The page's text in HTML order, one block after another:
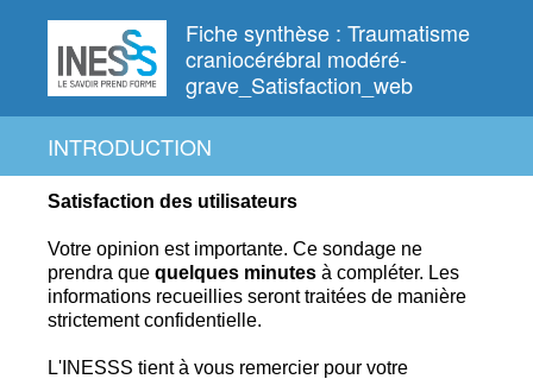
Fiche synthèse : Traumatisme
craniocérébral modéré-
grave_Satisfaction_web
INTRODUCTION
Satisfaction des utilisateurs
Votre opinion est importante. Ce sondage ne
prendra que quelques minutes à compléter. Les
informations recueillies seront traitées de manière
strictement confidentielle.
L'INESSS tient à vous remercier pour votre